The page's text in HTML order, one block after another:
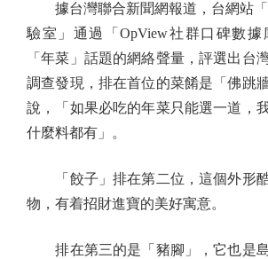
據台灣聯合新聞網報道，台網站「
驗室」通過「OpView社群口碑數
「年菜」話題的網絡聲量，評選出台
調查發現，排在首位的菜餚是「佛跳
說，「如果必吃的年菜只能選一道，
什麼料都有」。
「餃子」排在第二位，這個外形酷
物，有着招財進寶的美好寓意。
排在第三的是「豬腳」，它也是島